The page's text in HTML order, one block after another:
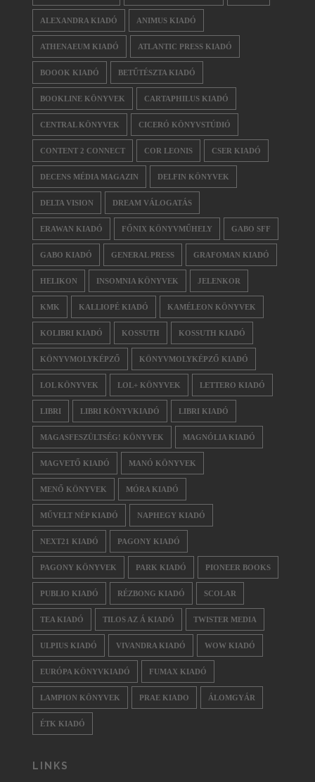
ALEXANDRA KIADÓ ANIMUS KIADÓ
ATHENAEUM KIADÓ ATLANTIC PRESS KIADÓ
BOOOK KIADÓ BETŰTÉSZTA KIADÓ
BOOKLINE KÖNYVEK CARTAPHILUS KIADÓ
CENTRAL KÖNYVEK CICERÓ KÖNYVSTÚDIÓ
CONTENT 2 CONNECT COR LEONIS CSER KIADÓ
DECENS MÉDIA MAGAZIN DELFIN KÖNYVEK
DELTA VISION DREAM VÁLOGATÁS
ERAWAN KIADÓ FŐNIX KÖNYVMŰHELY GABO SFF
GABO KIADÓ GENERAL PRESS GRAFOMAN KIADÓ
HELIKON INSOMNIA KÖNYVEK JELENKOR
KMK KALLIOPÉ KIADÓ KAMÉLEON KÖNYVEK
KOLIBRI KIADÓ KOSSUTH KOSSUTH KIADÓ
KÖNYVMOLYKÉPZŐ KÖNYVMOLYKÉPZŐ KIADÓ
LOL KÖNYVEK LOL+ KÖNYVEK LETTERO KIADÓ
LIBRI LIBRI KÖNYVKIADÓ LIBRI KIADÓ
MAGASFESZÜLTSÉG! KÖNYVEK MAGNÓLIA KIADÓ
MAGVETŐ KIADÓ MANÓ KÖNYVEK
MENŐ KÖNYVEK MÓRA KIADÓ
MŰVELT NÉP KIADÓ NAPHEGY KIADÓ
NEXT21 KIADÓ PAGONY KIADÓ
PAGONY KÖNYVEK PARK KIADÓ PIONEER BOOKS
PUBLIO KIADÓ RÉZBONG KIADÓ SCOLAR
TEA KIADÓ TILOS AZ Á KIADÓ TWISTER MEDIA
ULPIUS KIADÓ VIVANDRA KIADÓ WOW KIADÓ
EURÓPA KÖNYVKIADÓ FUMAX KIADÓ
LAMPION KÖNYVEK PRAE KIADO ÁLOMGYÁR
ÉTK KIADÓ
LINKS